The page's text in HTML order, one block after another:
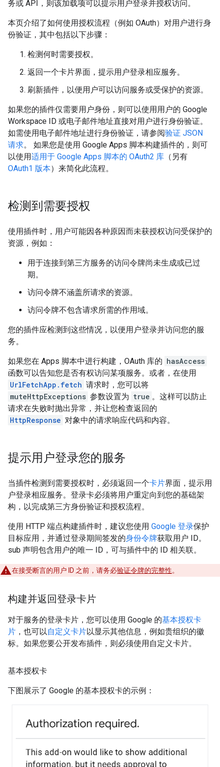
务或 API，则该加载项可以提示用户登录并授权访问。
本页介绍了如何使用授权流程（例如 OAuth）对用户进行身
份验证，其中包括以下步骤：
检测何时需要授权。
返回一个卡片界面，提示用户登录相应服务。
刷新插件，以便用户可以访问服务或受保护的资源。
如果您的插件仅需要用户身份，则可以使用用户的 Google
Workspace ID 或电子邮件地址直接对用户进行身份验证。
如需使用电子邮件地址进行身份验证，请参阅验证 JSON
请求。 如果您是使用 Google Apps 脚本构建插件的，则可
以使用适用于 Google Apps 脚本的 OAuth2 库 （另有
OAuth1 版本）来简化此流程。
检测到需要授权
使用插件时，用户可能因各种原因而未获授权访问受保护的
资源，例如：
用于连接到第三方服务的访问令牌尚未生成或已过
期。
访问令牌不涵盖所请求的资源。
访问令牌不包含请求所需的作用域。
您的插件应检测到这些情况，以便用户登录并访问您的服
务。
如果您在 Apps 脚本中进行构建，OAuth 库的 hasAccess
函数可以告知您是否有权访问某项服务。或者，在使用
UrlFetchApp.fetch 请求时，您可以将
muteHttpExceptions 参数设置为 true 。这样可以防止
请求在失败时抛出异常，并让您检查返回的
HttpResponse 对象中的请求响应代码和内容。
提示用户登录您的服务
当插件检测到需要授权时，必须返回一个卡片界面，提示用
户登录相应服务。登录卡必须将用户重定向到您的基础架
构，以完成第三方身份验证和授权流程。
使用 HTTP 端点构建插件时，建议您使用 Google 登录保护
目标应用，并通过登录期间签发的身份令牌获取用户 ID。
sub 声明包含用户的唯一 ID，可与插件中的 ID 相关联。
在接受断言的用户 ID 之前，请务必验证令牌的完整性。
构建并返回登录卡片
对于服务的登录卡片，您可以使用 Google 的基本授权卡
片 ，也可以 自定义卡片以显示其他信息，例如贵组织的徽
标。如果您要公开发布插件，则必须使用自定义卡片。
基本授权卡
下图展示了 Google 的基本授权卡的示例：